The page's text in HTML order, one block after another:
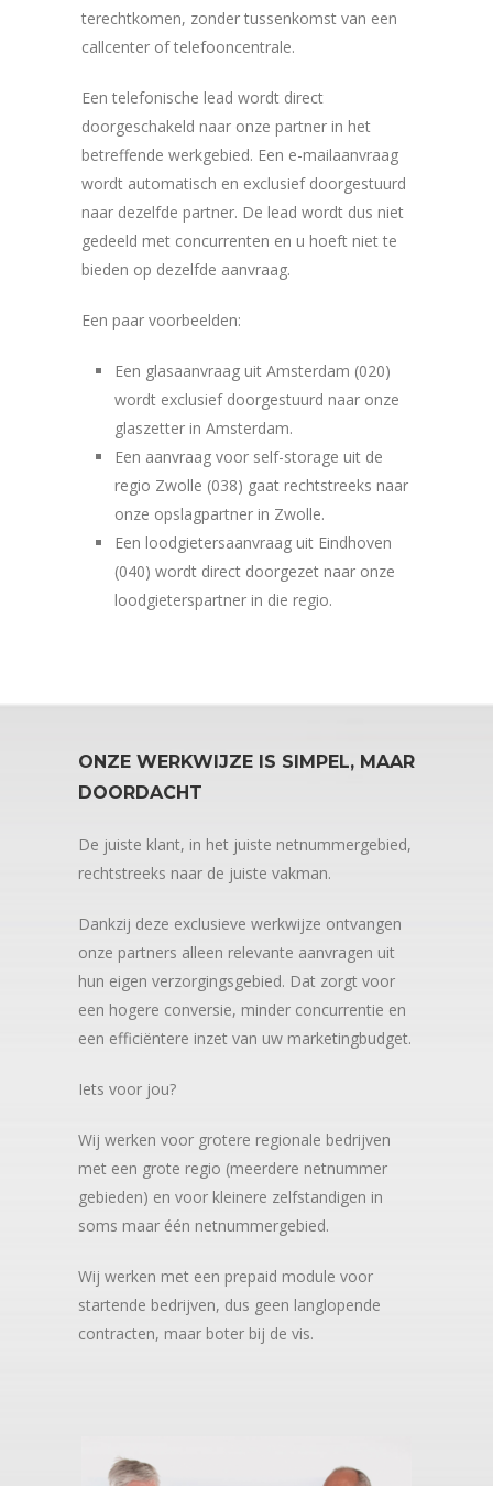
terechtkomen, zonder tussenkomst van een
callcenter of telefooncentrale.
Een telefonische lead wordt direct
doorgeschakeld naar onze partner in het
betreffende werkgebied. Een e-mailaanvraag
wordt automatisch en exclusief doorgestuurd
naar dezelfde partner. De lead wordt dus niet
gedeeld met concurrenten en u hoeft niet te
bieden op dezelfde aanvraag.
Een paar voorbeelden:
Een glasaanvraag uit Amsterdam (020)
wordt exclusief doorgestuurd naar onze
glaszetter in Amsterdam.
Een aanvraag voor self-storage uit de
regio Zwolle (038) gaat rechtstreeks naar
onze opslagpartner in Zwolle.
Een loodgietersaanvraag uit Eindhoven
(040) wordt direct doorgezet naar onze
loodgieterspartner in die regio.
ONZE WERKWIJZE IS SIMPEL, MAAR
DOORDACHT
De juiste klant, in het juiste netnummergebied,
rechtstreeks naar de juiste vakman.
Dankzij deze exclusieve werkwijze ontvangen
onze partners alleen relevante aanvragen uit
hun eigen verzorgingsgebied. Dat zorgt voor
een hogere conversie, minder concurrentie en
een efficiëntere inzet van uw marketingbudget.
Iets voor jou?
Wij werken voor grotere regionale bedrijven
met een grote regio (meerdere netnummer
gebieden) en voor kleinere zelfstandigen in
soms maar één netnummergebied.
Wij werken met een prepaid module voor
startende bedrijven, dus geen langlopende
contracten, maar boter bij de vis.